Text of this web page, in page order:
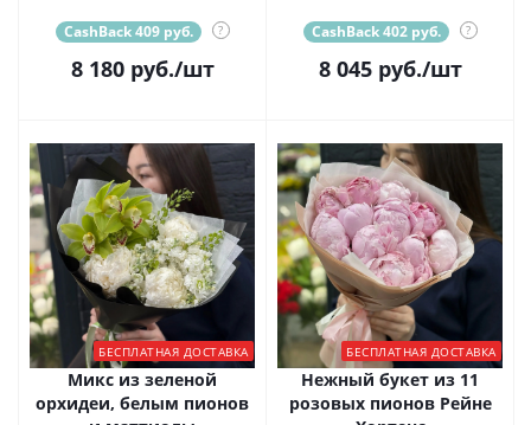
CashBack 409 руб. ?
8 180руб./шт
CashBack 402 руб. ?
8 045руб./шт
БЕСПЛАТНАЯ ДОСТАВКА
Микс из зеленой
орхидеи, белым пионов
БЕСПЛАТНАЯ ДОСТАВКА
Нежный букет из 11
розовых пионов Рейне